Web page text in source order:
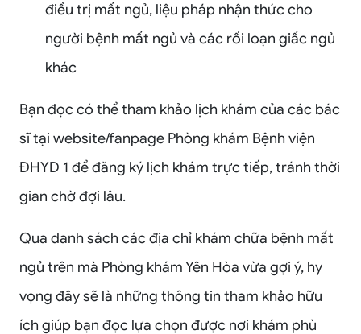
điều trị mất ngủ, liệu pháp nhận thức cho
người bệnh mất ngủ và các rối loạn giấc ngủ
khác
Bạn đọc có thể tham khảo lịch khám của các bác
sĩ tại website/fanpage Phòng khám Bệnh viện
ĐHYD 1 để đăng ký lịch khám trực tiếp, tránh thời
gian chờ đợi lâu.
Qua danh sách các địa chỉ khám chữa bệnh mất
ngủ trên mà Phòng khám Yên Hòa vừa gợi ý, hy
vọng đây sẽ là những thông tin tham khảo hữu
ích giúp bạn đọc lựa chọn được nơi khám phù